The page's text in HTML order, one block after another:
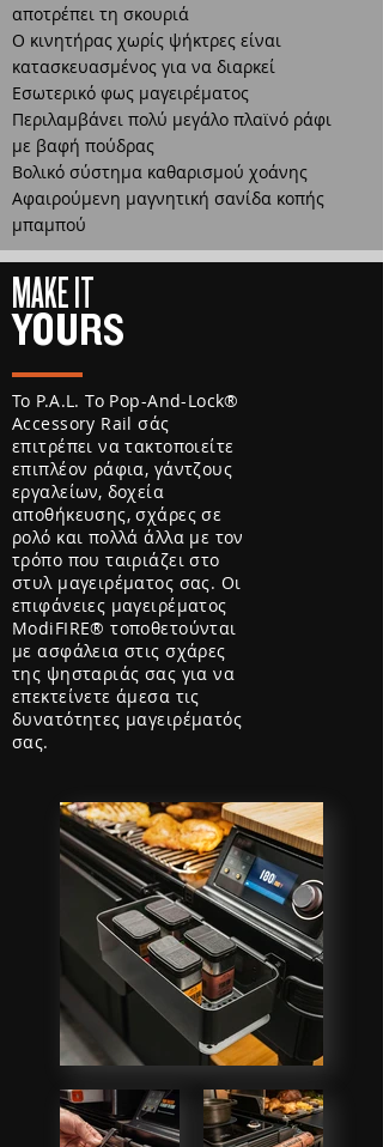
αποτρέπει τη σκουριά
Ο κινητήρας χωρίς ψήκτρες είναι
κατασκευασμένος για να διαρκεί
Εσωτερικό φως μαγειρέματος
Περιλαμβάνει πολύ μεγάλο πλαϊνό ράφι
με βαφή πούδρας
Βολικό σύστημα καθαρισμού χοάνης
Αφαιρούμενη μαγνητική σανίδα κοπής
μπαμπού
MAKE IT
YOURS
Το P.A.L. Το Pop-And-Lock®
Accessory Rail σάς
επιτρέπει να τακτοποιείτε
επιπλέον ράφια, γάντζους
εργαλείων, δοχεία
αποθήκευσης, σχάρες σε
ρολό και πολλά άλλα με τον
τρόπο που ταιριάζει στο
στυλ μαγειρέματος σας. Οι
επιφάνειες μαγειρέματος
ModiFIRE® τοποθετούνται
με ασφάλεια στις σχάρες
της ψησταριάς σας για να
επεκτείνετε άμεσα τις
δυνατότητες μαγειρέματός
σας.